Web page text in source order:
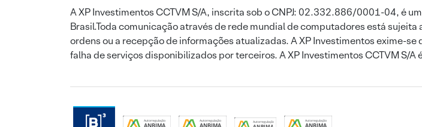
A XP Investimentos CCTVM S/A, inscrita sob o CNPJ: 02.332.886/0001-04, é
Brasil.Toda comunicação através de rede mundial de computadores está
ordens ou a recepção de informações atualizadas. A XP Investimentos exime-
falha de serviços disponibilizados por terceiros. A XP Investimentos CCTVM S/